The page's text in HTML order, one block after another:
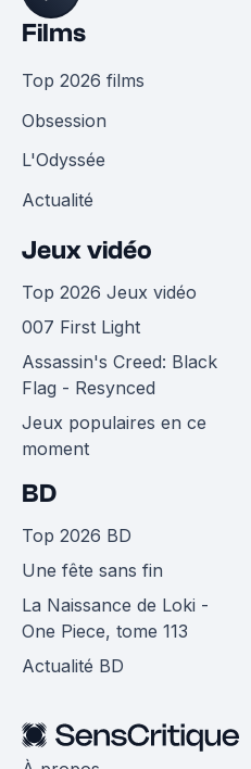
Films
Top 2026 films
Obsession
L'Odyssée
Actualité
Jeux vidéo
Top 2026 Jeux vidéo
007 First Light
Assassin's Creed: Black
Flag - Resynced
Jeux populaires en ce
moment
BD
Top 2026 BD
Une fête sans fin
La Naissance de Loki -
One Piece, tome 113
Actualité BD